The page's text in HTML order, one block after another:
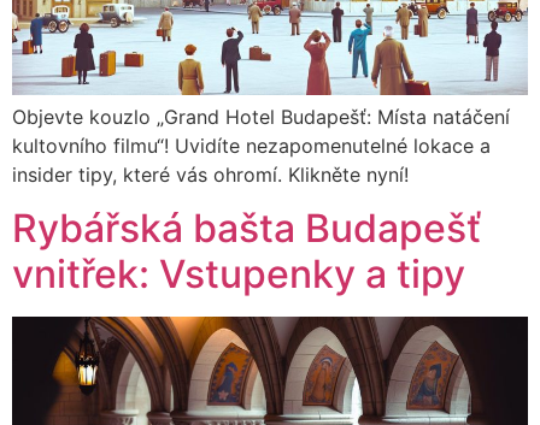
Objevte kouzlo „Grand Hotel Budapešť: Místa natáčení
kultovního filmu“! Uvidíte nezapomenutelné lokace a
insider tipy, které vás ohromí. Klikněte nyní!
Rybářská bašta Budapešť
vnitřek: Vstupenky a tipy